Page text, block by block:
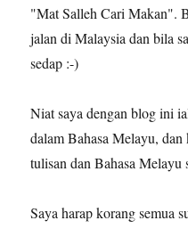
"Mat Salleh Cari Makan".
jalan di Malaysia dan bila
sedap :-)
Niat saya dengan blog ini
dalam Bahasa Melayu,
tulisan dan Bahasa Melayu
Saya harap korang semua